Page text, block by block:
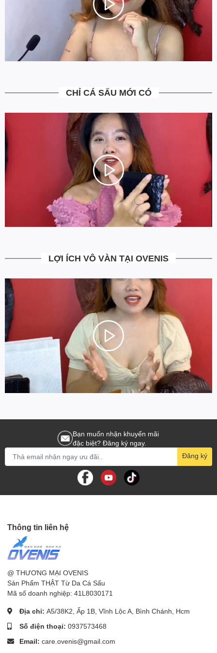
4. Được kiểm tra hàng không?
Bạn được quyền kiểm tra sản phẩm khi thanh toán để tránh nhận
hàng không ưng ý. Ngoài ra Ovenis còn có chính sách đổi trả
trong vòng 7 ngày kể từ ngày nhận hàng (Xem chi tiết).
5. Miễn Phí Giao Hàng không?
tận nhà miễn phí. Giá bạn thấy trên website là tất cả những gì
từ 0đ.
6. Vì sao cam kết Giá Tốt Nhất?
Chúng tôi chọn cách tối ưu chi phí như không phân phối qua
trung gian, không cửa hàng để giảm chi phí vận hành (hàng sản
xuất từ xưởng đóng gói và vận chuyển trực tiếp tới tay người sử
dụng). Tập trung vào cải thiện chất lượng sản phẩm và nâng cao
dịch vụ chăm sóc khách hàng.
CHỈ CÁ SẤU MỚI CÓ
LỢI ÍCH VÔ VÀN TẠI OVENIS
Bạn muốn nhận khuyến mãi
đặc biệt? Đăng ký ngay.
Đăng ký
Thông tin liên hệ
@ THƯƠNG MẠI OVENIS
Sản Phẩm THẬT Từ Da Cá Sấu
Mã số doanh nghiệp: 41L8030171
Địa chỉ: A5/38K2, Ấp 1B, Vĩnh Lộc A, Bình Chánh, Hcm
Số điện thoại: 0937573468
Email: care.ovenis@gmail.com